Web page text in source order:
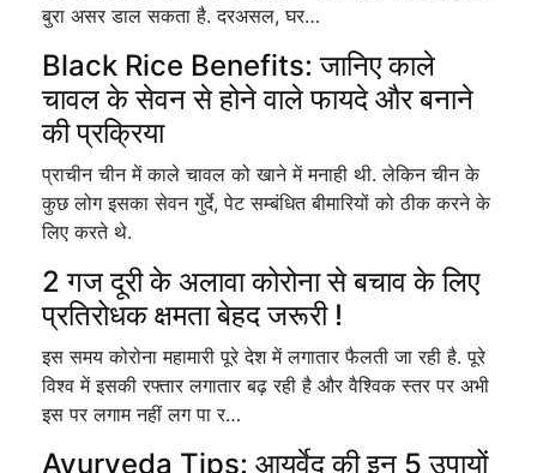
बुरा असर डाल सकता है. दरअसल, घर…
Black Rice Benefits: जानिए काले
चावल के सेवन से होने वाले फायदे और बनाने
की प्रक्रिया
प्राचीन चीन में काले चावल को खाने में मनाही थी. लेकिन चीन के
कुछ लोग इसका सेवन गुर्दे, पेट सम्बंधित बीमारियों को ठीक करने के
लिए करते थे.
2 गज दूरी के अलावा कोरोना से बचाव के लिए
प्रतिरोधक क्षमता बेहद जरूरी !
इस समय कोरोना महामारी पूरे देश में लगातार फैलती जा रही है. पूरे
विश्व में इसकी रफ्तार लगातार बढ़ रही है और वैश्विक स्तर पर अभी
इस पर लगाम नहीं लग पा र…
Ayurveda Tips: आयुर्वेद की इन 5 उपायों